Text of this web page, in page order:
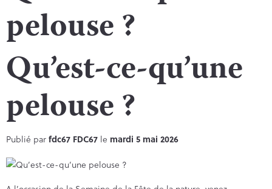
pelouse ?
Qu’est-ce-qu’une
pelouse ?
Publié parfdc67 FDC67 le mardi 5 mai 2026